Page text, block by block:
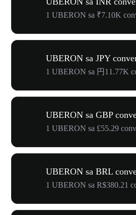
1 UBERON sa ₹7.10K
UBERON sa JPY
1 UBERON sa 円11.77K
UBERON sa GBP
1 UBERON sa £55.29
UBERON sa BRL
1 UBERON sa R$380.21